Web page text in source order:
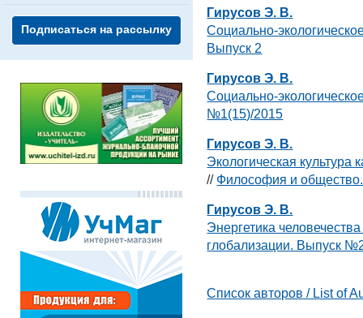
Гирусов Э. В.
Социально-
Выпуск 2
Гирусов Э. В.
Социально-
№1(15)/2015
Гирусов Э. В.
Экологическая
// Философия и
Гирусов Э. В.
Энергетика
глобализации. Выпуск
Список авторов / List of
Подписаться на рассылку